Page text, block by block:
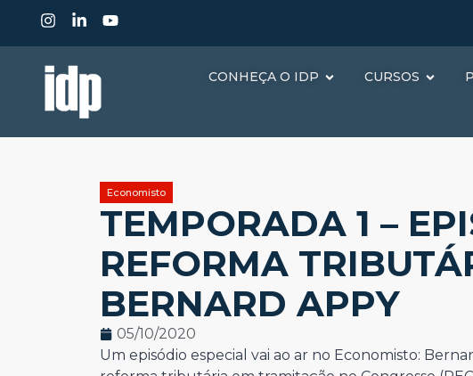
CONHEÇA O IDP CURSOS
Economisto
TEMPORADA 1 –
REFORMA
BERNARD APPY
05/10/2020
Um episódio especial vai ao ar no Economisto: